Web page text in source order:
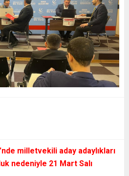
milletvekili aday adaylıkları
nedeniyle 21 Mart Salı